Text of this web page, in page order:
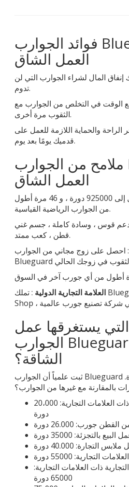
فوائد الجوارب Blueguard
العمل الشاق
المال لشراء الجوارب التي لن
تدوم.
الوقت في التخلص من الجوارب مع
الثقوب مرة أخرى.
الراحة والحماية اللازمة للعمل على
قدميك يومًا بعد يوم.
ملامح من الجوارب Blueguard
العمل الشاق
: تصل إلى 925000 دورة ، و 46 مرة أطول
من الجوارب الرياضية القياسية.
دعم قوس ، وسادة كاملة ، جسم غني
قطن ، كعب ممتد.
: احصل على زوج مجاني من الجوارب
العلامة التجارية الدولية : تملك Blueguard شركة Sock
يستغرقها عمل
الجوارب Blueguard للخدمة
الشاقة؟
ثبت علمياً أن الجوارب Blueguard تستمر لـ 925000 دورة.
بالمقارنة مع غيرها من الجوارب؟
الجوارب الرياضية ذات العلامات التجارية: 20،000
دورة
جورب: 26.000 دورة
بالتجزئة: 35000 دورة
التجارة: 40.000 دورة
التجارية: 55000 دورة
ذات العلامات التجارية:
65000 دورة